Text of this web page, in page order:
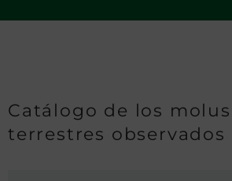
Catálogo de los
terrestres observados